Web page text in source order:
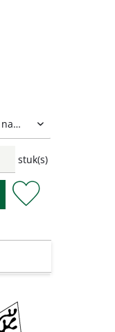
in onze voordelige sets.
stuk(s)